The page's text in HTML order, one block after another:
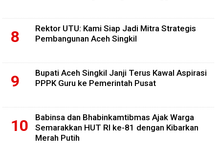
Rektor UTU: Kami Siap Jadi Mitra Strategis
Pembangunan Aceh Singkil
Bupati Aceh Singkil Janji Terus Kawal Aspirasi
PPPK Guru ke Pemerintah Pusat
Babinsa dan Bhabinkamtibmas Ajak Warga
Semarakkan HUT RI ke-81 dengan Kibarkan
Merah Putih